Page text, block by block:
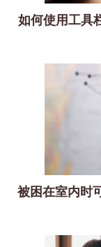
如何使用工具
被困在室内时